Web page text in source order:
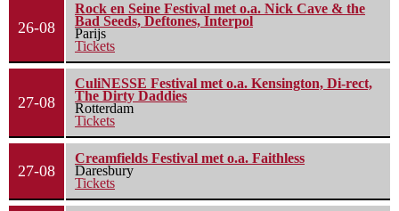
26-08
Rock en Seine Festival met o.a. Nick Cave & the
Bad Seeds, Deftones, Interpol
Parijs
Tickets
27-08
CuliNESSE Festival met o.a. Kensington, Di-rect,
The Dirty Daddies
Rotterdam
Tickets
27-08
Creamfields Festival met o.a. Faithless
Daresbury
Tickets